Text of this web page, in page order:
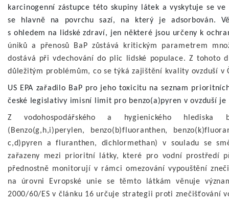
karcinogenní zástupce této skupiny látek a vyskytuje se ve
se hlavně na povrchu sazí, na který je adsorbován.
s ohledem na lidské zdraví, jen některé jsou určeny k
úniků a přenosů BaP zůstává kritickým parametrem
dostává při vdechování do plic lidské populace. Z tohoto
důležitým problémům, co se týká zajištění kvality ovzduší v
US EPA zařadilo BaP pro jeho toxicitu na seznam
české legislativy imisní limit pro benzo(a)pyren v ovzduší
Z vodohospodářského a hygienického hlediska
(Benzo(g,h,i)perylen, benzo(b)fluoranthen,
c,d)pyren a fluranthen, dichlormethan) v souladu se
zařazeny mezi prioritní látky, které pro vodní prostředí
přednostně monitorují v rámci omezování vypouštění
na úrovni Evropské unie se těmto látkám věnuje
2000/60/ES v článku 16 určuje strategii proti znečišťování